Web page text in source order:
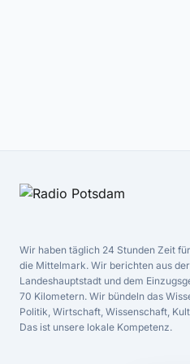
Wir haben täglich 24 Stunden Zeit
die Mittelmark. Wir berichten aus
Landeshauptstadt und dem
70 Kilometern. Wir bündeln das
Politik, Wirtschaft, Wissenschaft,
Das ist unsere lokale Kompetenz.